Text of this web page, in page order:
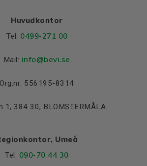
Huvudkontor
Tel: 0499-271 00
Mail: info@bevi.se
Org.nr: 556195-8314
1, 384 30, BLOMSTERMÅLA
Umeå
Tel: 090-70 44 30